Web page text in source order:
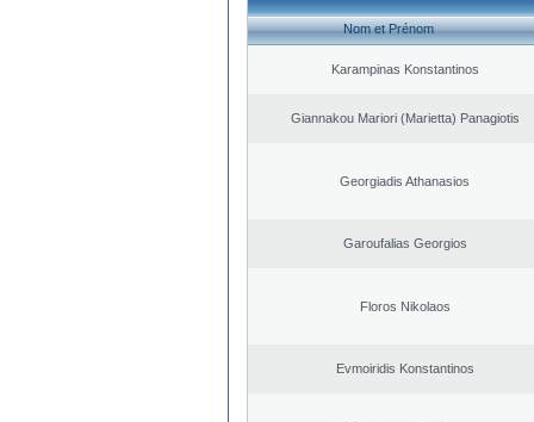
Nom et Prénom
Karampinas Konstantinos
Giannakou Mariori (Marietta) Panagiotis
Georgiadis Athanasios
Garoufalias Georgios
Floros Nikolaos
Evmoiridis Konstantinos